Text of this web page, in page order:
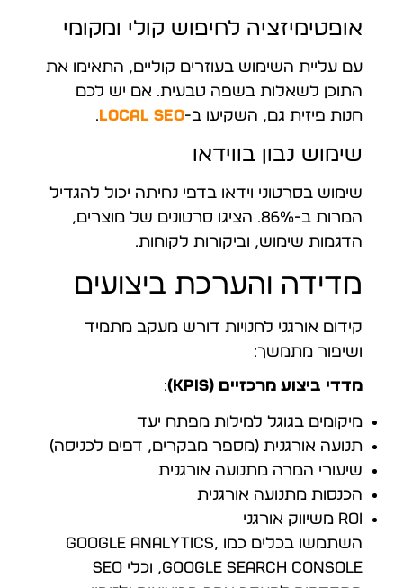
אופטימיזציה לחיפוש קולי ומקומי
עם עליית השימוש בעוזרים קוליים, התאימו את
התוכן לשאלות בשפה טבעית. אם יש לכם
חנות פיזית גם, השקיעו ב-Local SEO
.
שימוש נבון בווידאו
שימוש בסרטוני וידאו בדפי נחיתה יכול להגדיל
המרות ב-86%. הציגו סרטונים של מוצרים,
הדגמות שימוש, וביקורות לקוחות.
מדידה והערכת ביצועים
קידום אורגני לחנויות דורש מעקב מתמיד
ושיפור מתמשך:
מדדי ביצוע מרכזיים (KPIs) :
מיקומים בגוגל למילות מפתח יעד
תנועה אורגנית (מספר מבקרים, דפים לכניסה)
שיעורי המרה מתנועה אורגנית
הכנסות מתנועה אורגנית
ROI משיווק אורגני
השתמשו בכלים כמו Google Analytics,
Google Search Console, וכלי SEO